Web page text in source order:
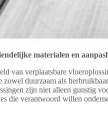
materialen en
van verplaatsbare
zowel duurzaam als
zijn niet alleen gunstig
die verantwoord willen